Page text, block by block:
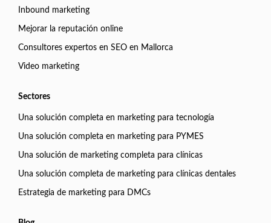
Inbound marketing
Mejorar la reputación online
Consultores expertos en SEO en Mallorca
Video marketing
Sectores
Una solución completa en marketing para tecnología
Una solución completa en marketing para PYMES
Una solución de marketing completa para clínicas
Una solución completa de marketing para clínicas dentales
Estrategia de marketing para DMCs